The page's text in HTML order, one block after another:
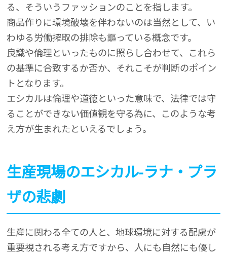
る、そういうファッションのことを指します。
商品作りに環境破壊を伴わないのは当然として、い
わゆる労働搾取の排除も謳っている概念です。
良識や倫理といったものに照らし合わせて、これら
の基準に合致するか否か、それこそが判断のポイン
トとなります。
エシカルは倫理や道徳といった意味で、法律では守
ることができない価値観を守る為に、このような考
え方が生まれたといえるでしょう。
生産現場のエシカル-ラナ・プラ
ザの悲劇
生産に関わる全ての人と、地球環境に対する配慮が
重要視される考え方ですから、人にも自然にも優し